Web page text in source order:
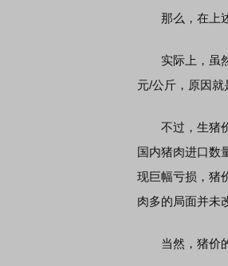
那么，在上述
实际上，虽然
元/公斤，原因就
不过，生猪价
国内猪肉进口数
现巨幅亏损，猪
肉多的局面并未
当然，猪价的